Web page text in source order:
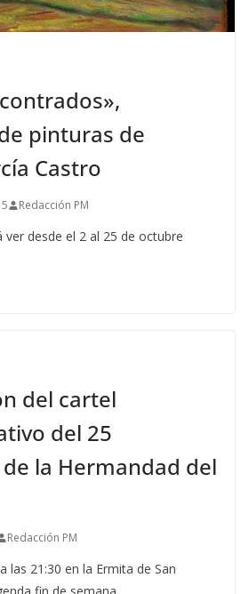
pinturas de
Castro
Redacción PM
desde el 2 al 25 de octubre
del cartel
del 25
la Hermandad del
Redacción PM
las 21:30 en la Ermita de San